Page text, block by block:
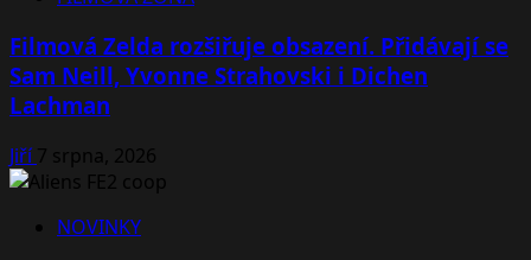
Filmová Zelda rozšiřuje obsazení. Přidávají se
Sam Neill, Yvonne Strahovski i Dichen
Lachman
Jiří7 srpna, 2026
NOVINKY